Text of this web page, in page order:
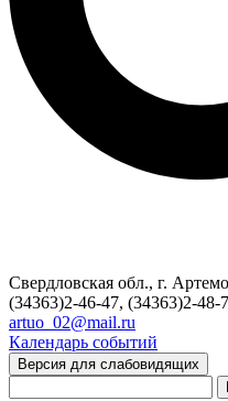
Свердловская обл., г.
(34363)2-46-47, (34363)2-48-
artuo_02@mail.ru
Календарь событий
Версия для слабовидящих